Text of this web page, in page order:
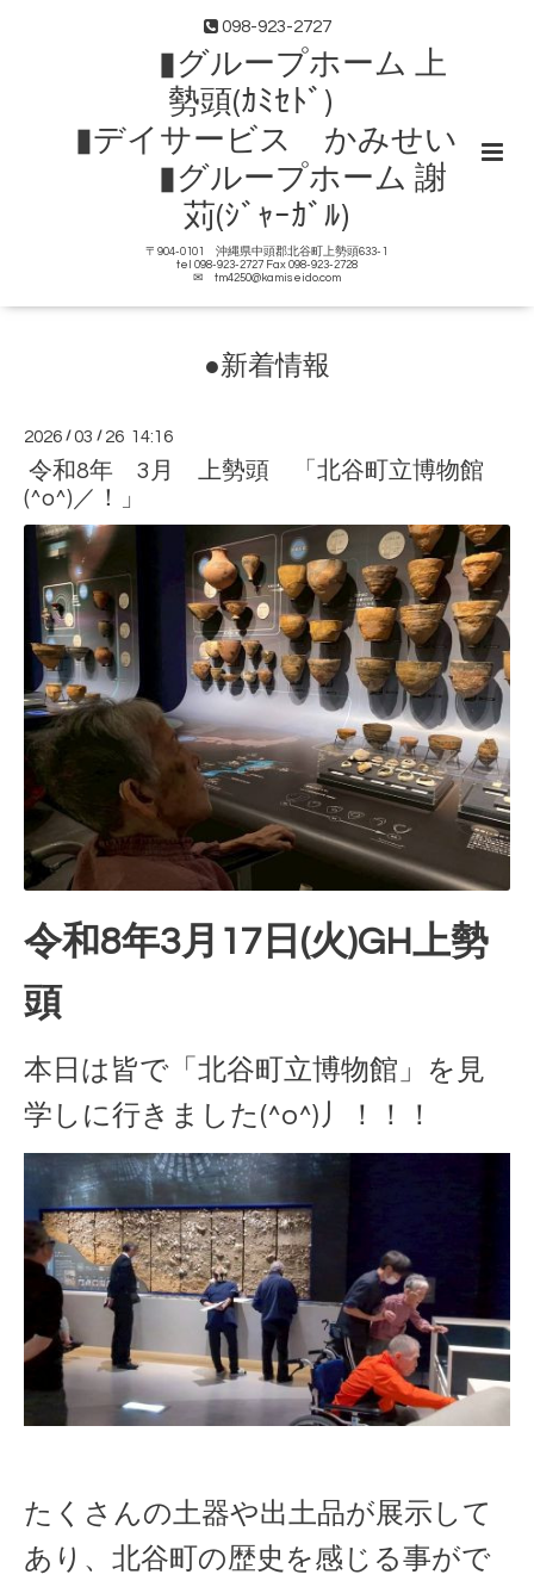
098-923-2727
▮グループホーム 上
勢頭(ｶﾐｾﾄﾞ)
▮デイサービス かみせい
▮グループホーム 謝
苅(ｼﾞｬｰｶﾞﾙ)
〒904-0101 沖縄県中頭郡北谷町上勢頭633-1
tel 098-923-2727 Fax 098-923-2728
✉ tm4250@kamiseido.com
●新着情報
2026 /03 / 26 14:16
令和8年 3月 上勢頭 「北谷町立博物館
(^o^)／！」
令和8年3月17日(火)GH上勢
頭
本日は皆で「北谷町立博物館」を見
学しに行きました(^o^)丿！！！
たくさんの土器や出土品が展示して
あり、北谷町の歴史を感じる事がで